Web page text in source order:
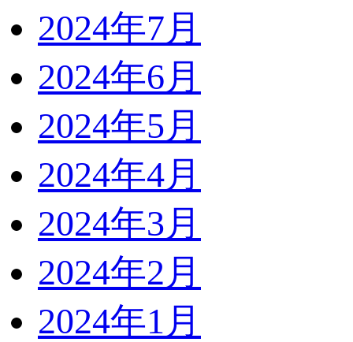
2024年7月
2024年6月
2024年5月
2024年4月
2024年3月
2024年2月
2024年1月